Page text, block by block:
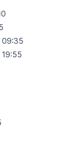
09:35